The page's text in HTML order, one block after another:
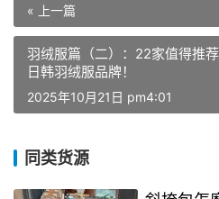
« 上一篇
羽绒服篇（二）：22家值得推
日韩羽绒服品牌！
2025年10月21日 pm4:01
同类货源